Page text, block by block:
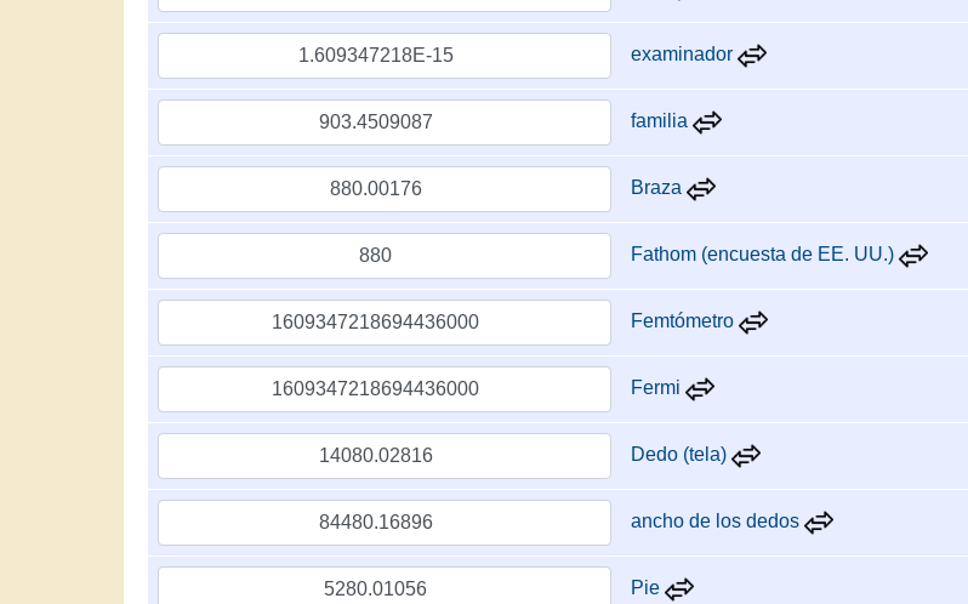
examinador
familia
Braza
Fathom (encuesta de EE. UU.)
Femtómetro
Fermi
Dedo (tela)
ancho de los dedos
Pie